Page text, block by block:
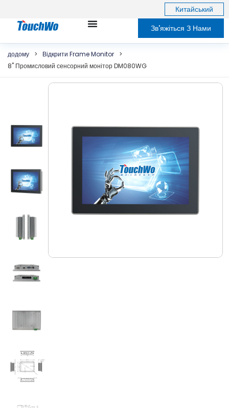
Китайський
Зв'яжіться З Нами
додому > Відкрити Frame Monitor
>
8" Промисловий сенсорний монітор DM080WG